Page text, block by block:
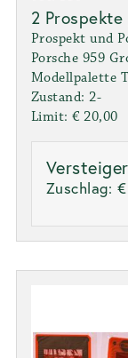
2
Prospekt und
Porsche 959
Modellpalette
Zustand: 2-
Limit: € 20,00
Zuschlag: